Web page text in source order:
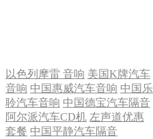
套餐 5
以色列摩雷 音响 美国K牌汽车
音响 中国惠威汽车音响 中国乐
聆汽车音响 中国德宝汽车隔音
阿尔派汽车CD机 左声道优惠
套餐 中国平静汽车隔音